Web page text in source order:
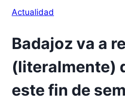
Actualidad
Badajoz va a
(literalmente)
este fin de